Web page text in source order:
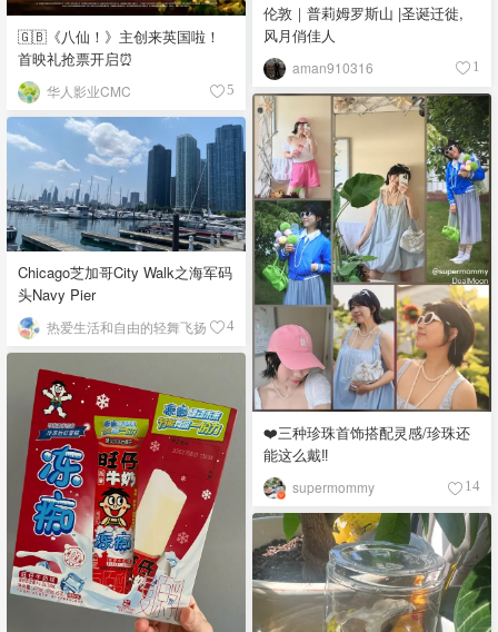
🇬🇧《八仙！》主创来英国啦！
首映礼抢票开启⏰
华人影业CMC 5
伦敦｜普莉姆罗斯山 |圣诞迁徙,
风月俏佳人
aman910316 1
❤️三种珍珠首饰搭配灵感/珍珠还
能这么戴‼️
supermommy 14
Chicago芝加哥City Walk之海军码
头Navy Pier
热爱生活和自由的轻舞飞扬 4